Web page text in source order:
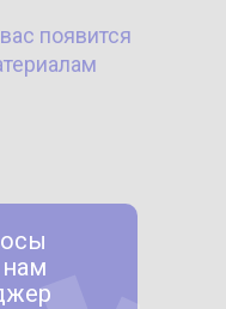
появится